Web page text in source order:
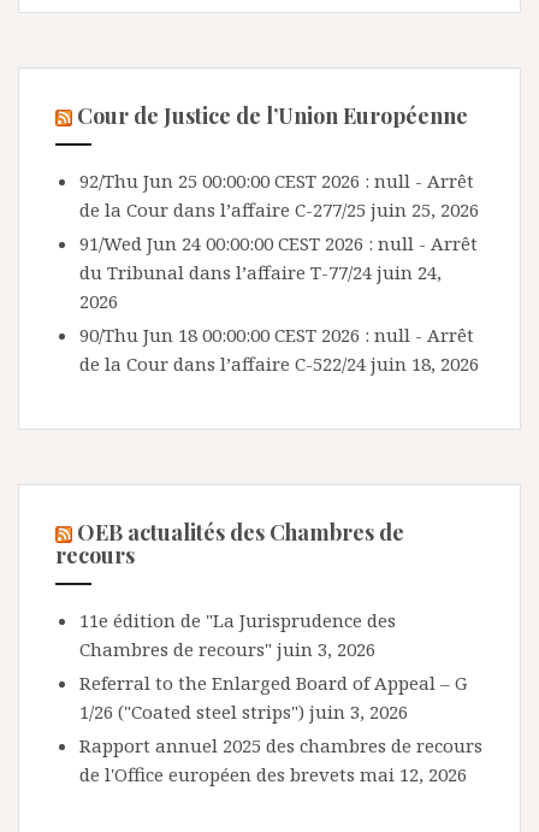
Cour de Justice de l’Union Européenne
92/Thu Jun 25 00:00:00 CEST 2026 : null - Arrêt
de la Cour dans l’affaire C-277/25 juin 25, 2026
91/Wed Jun 24 00:00:00 CEST 2026 : null - Arrêt
du Tribunal dans l’affaire T-77/24 juin 24,
2026
90/Thu Jun 18 00:00:00 CEST 2026 : null - Arrêt
de la Cour dans l’affaire C-522/24 juin 18, 2026
OEB actualités des Chambres de
recours
11e édition de "La Jurisprudence des
Chambres de recours" juin 3, 2026
Referral to the Enlarged Board of Appeal – G
1/26 ("Coated steel strips") juin 3, 2026
Rapport annuel 2025 des chambres de recours
de l'Office européen des brevets mai 12, 2026